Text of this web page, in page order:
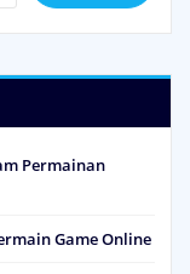
Permainan
Game Online